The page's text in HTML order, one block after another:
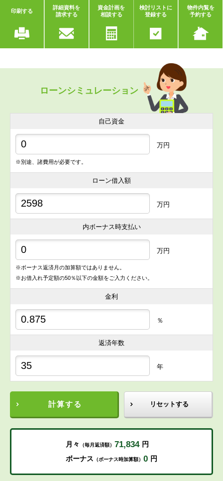
印刷する
詳細資料を
請求する
資金計画を
相談する
検討リストに
登録する
物件内覧を
予約する
ローンシミュレーション
自己資金
万円
※別途、諸費用が必要です。
ローン借入額
万円
内ボーナス時支払い
万円
※ボーナス返済月の加算額ではありません。
※お借入れ予定額の50％以下の金額をご入力ください。
金利
％
返済年数
年
計算する リセットする
月々 （毎月返済額） 71,834 円
ボーナス （ボーナス時加算額） 0 円